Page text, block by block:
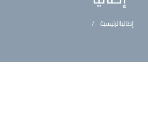
الرئيسيةإطاليا